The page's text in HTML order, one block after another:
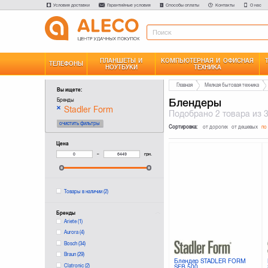
Условия доставки Гарантийные условия Способы оплаты Контакты О нас
ТЕЛЕФОНЫ
ПЛАНШЕТЫ И
НОУТБУКИ
КОМПЬЮТЕРНАЯ И ОФИСНАЯ
ТЕХНИКА
Вы ищете:
Бренды
Stadler Form
очистить фильтры
Цена
– грн.
Товары в наличии(2)
Бренды
Ariete(1)
Aurora(4)
Bosch(34)
Braun(29)
Clatronic(2)
Главная Мелкая бытовая техника
Блендеры
Подобрано2 товара из
Сортировка: от дорогих от дешевых по
Блендер STADLER FORM